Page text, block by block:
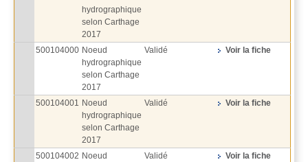
hydrographique
selon Carthage
2017
500104000 Noeud
hydrographique
selon Carthage
2017
Validé Voir la fiche
500104001 Noeud
hydrographique
selon Carthage
2017
Validé Voir la fiche
500104002 Noeud
Validé Voir la fiche